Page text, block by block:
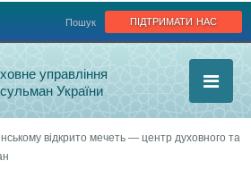
підтримати нас
Пошук
управління
України
відкрито мечеть — центр духовного та